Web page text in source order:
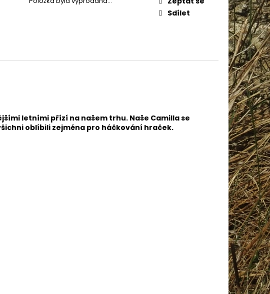
Sdílet
letními přízí na našem trhu. Naše Camilla se
oblíbili zejména pro háčkování hraček.
MACRAME COTTON 800